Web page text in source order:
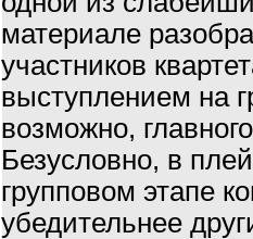
материале
участников
выступлением на
возможно,
Безусловно, в
групповом этапе
убедительнее